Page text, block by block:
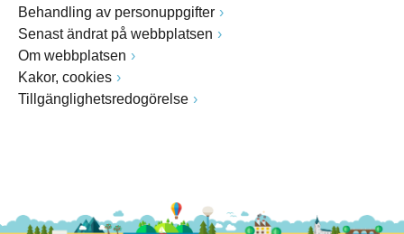
Behandling av personuppgifter
Senast ändrat på webbplatsen
Om webbplatsen
Kakor, cookies
Tillgänglighetsredogörelse